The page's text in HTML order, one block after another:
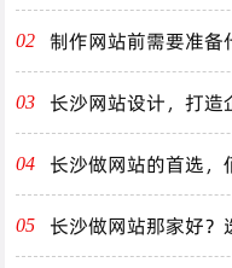
02 制作网站前需要准备
03 长沙网站设计，打造
04 长沙做网站的首选，
05
长沙做网站那家好
验！